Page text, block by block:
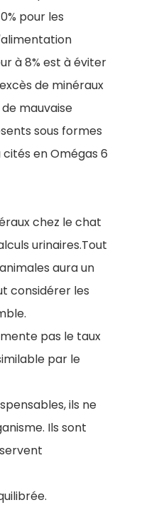
pour les
à 8% est à éviter
de minéraux
mauvaise
sous formes
en Omégas 6
chez le chat
urinaires.Tout
aura un
considérer les
pas le taux
par le
ils ne
Ils sont